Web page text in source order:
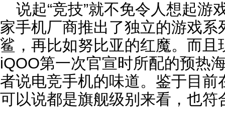
说起“竞技”就不免令人想起游
家手机厂商推出了独立的游戏
鲨，再比如努比亚的红魔。而且
iQOO第一次官宣时所配的预热
者说电竞手机的味道。鉴于目
可以说都是旗舰级别来看，也符